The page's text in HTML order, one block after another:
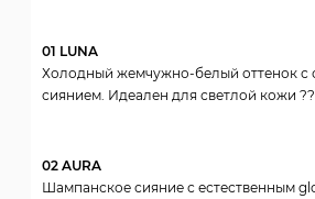
01 LUNA
Холодный жемчужно-белый оттенок с
сиянием. Идеален для светлой кожи
02 AURA
Шампанское сияние с естественным